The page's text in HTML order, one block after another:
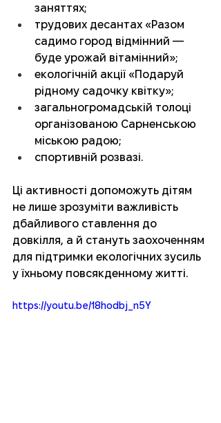
заняттях;
трудових десантах «Разом
садимо город відмінний —
буде урожай вітамінний»;
екологічній акції «Подаруй
рідному садочку квітку»;
загальногромадській толоці
організованою Сарненською
міською радою;
спортивній розвазі.
Ці активності допоможуть дітям
не лише зрозуміти важливість
дбайливого ставлення до
довкілля, а й стануть заохоченням
для підтримки екологічних зусиль
у їхньому повсякденному житті.
https://youtu.be/18hodbj_n5Y